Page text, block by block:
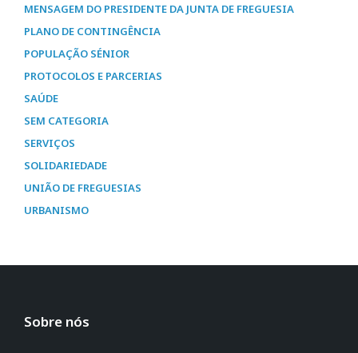
MENSAGEM DO PRESIDENTE DA JUNTA DE FREGUESIA
PLANO DE CONTINGÊNCIA
POPULAÇÃO SÉNIOR
PROTOCOLOS E PARCERIAS
SAÚDE
SEM CATEGORIA
SERVIÇOS
SOLIDARIEDADE
UNIÃO DE FREGUESIAS
URBANISMO
Sobre nós